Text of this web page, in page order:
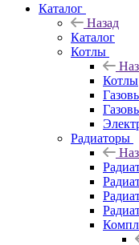
Каталог
Назад
Каталог
Котлы
Котлы
Радиаторы